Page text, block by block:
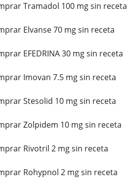
Tramadol 100 mg sin receta
Elvanse 70 mg sin receta
EFEDRINA 30 mg sin receta
Imovan 7.5 mg sin receta
Stesolid 10 mg sin receta
Zolpidem 10 mg sin receta
Rivotril 2 mg sin receta
Rohypnol 2 mg sin receta